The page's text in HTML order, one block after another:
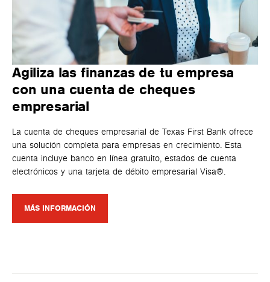
Agiliza las finanzas de tu empresa
con una cuenta de cheques
empresarial
La cuenta de cheques empresarial de Texas First Bank ofrece
una solución completa para empresas en crecimiento. Esta
cuenta incluye banco en línea gratuito, estados de cuenta
electrónicos y una tarjeta de débito empresarial Visa®.
MÁS INFORMACIÓN